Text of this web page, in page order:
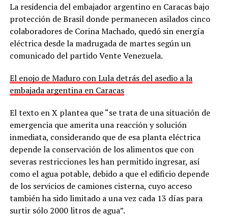
La residencia del embajador argentino en Caracas bajo
protección de Brasil donde permanecen asilados cinco
colaboradores de Corina Machado, quedó sin energía
eléctrica desde la madrugada de martes según un
comunicado del partido Vente Venezuela.
El enojo de Maduro con Lula detrás del asedio a la
embajada argentina en Caracas
El texto en X plantea que “se trata de una situación de
emergencia que amerita una reacción y solución
inmediata, considerando que de esa planta eléctrica
depende la conservación de los alimentos que con
severas restricciones les han permitido ingresar, así
como el agua potable, debido a que el edificio depende
de los servicios de camiones cisterna, cuyo acceso
también ha sido limitado a una vez cada 13 días para
surtir sólo 2000 litros de agua”.